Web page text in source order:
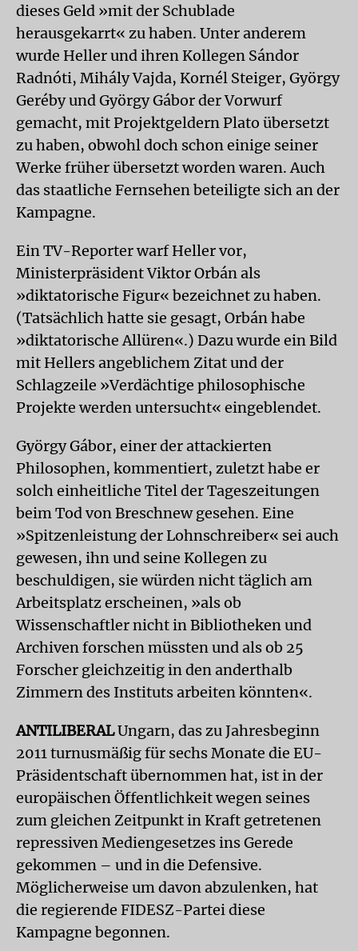
dieses Geld »mit der Schublade
herausgekarrt« zu haben. Unter anderem
wurde Heller und ihren Kollegen Sándor
Radnóti, Mihály Vajda, Kornél Steiger, György
Geréby und György Gábor der Vorwurf
gemacht, mit Projektgeldern Plato übersetzt
zu haben, obwohl doch schon einige seiner
Werke früher übersetzt worden waren. Auch
das staatliche Fernsehen beteiligte sich an der
Kampagne.
Ein TV-Reporter warf Heller vor,
Ministerpräsident Viktor Orbán als
»diktatorische Figur« bezeichnet zu haben.
(Tatsächlich hatte sie gesagt, Orbán habe
»diktatorische Allüren«.) Dazu wurde ein Bild
mit Hellers angeblichem Zitat und der
Schlagzeile »Verdächtige philosophische
Projekte werden untersucht« eingeblendet.
György Gábor, einer der attackierten
Philosophen, kommentiert, zuletzt habe er
solch einheitliche Titel der Tageszeitungen
beim Tod von Breschnew gesehen. Eine
»Spitzenleistung der Lohnschreiber« sei auch
gewesen, ihn und seine Kollegen zu
beschuldigen, sie würden nicht täglich am
Arbeitsplatz erscheinen, »als ob
Wissenschaftler nicht in Bibliotheken und
Archiven forschen müssten und als ob 25
Forscher gleichzeitig in den anderthalb
Zimmern des Instituts arbeiten könnten«.
ANTILIBERALUngarn, das zu Jahresbeginn
2011 turnusmäßig für sechs Monate die EU-
Präsidentschaft übernommen hat, ist in der
europäischen Öffentlichkeit wegen seines
zum gleichen Zeitpunkt in Kraft getretenen
repressiven Mediengesetzes ins Gerede
gekommen – und in die Defensive.
Möglicherweise um davon abzulenken, hat
die regierende FIDESZ-Partei diese
Kampagne begonnen.